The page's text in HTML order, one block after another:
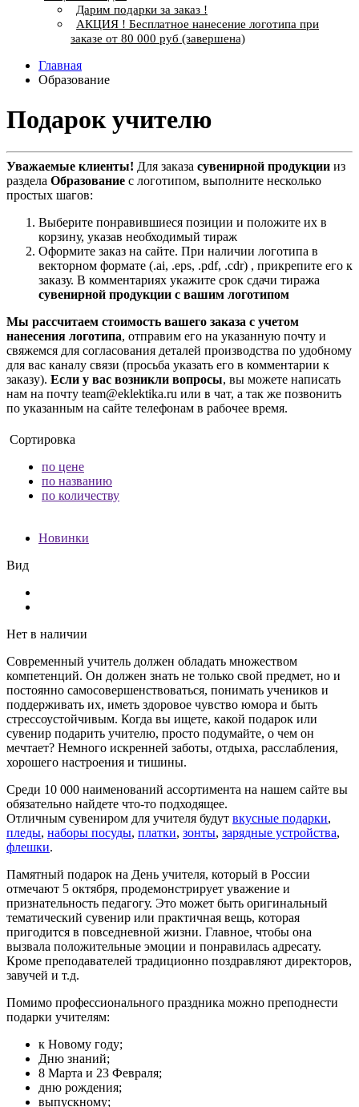
Дарим подарки за заказ !
АКЦИЯ ! Бесплатное нанесение логотипа при
заказе от 80 000 руб (завершена)
Главная
Образование
Подарок учителю
Уважаемые клиенты! Для заказа сувенирной продукции из
раздела Образование с логотипом, выполните несколько
простых шагов:
Выберите понравившиеся позиции и положите их в
корзину, указав необходимый тираж
Оформите заказ на сайте. При наличии логотипа в
векторном формате (.ai, .eps, .pdf, .cdr) , прикрепите его к
заказу. В комментариях укажите срок сдачи тиража
сувенирной продукции с вашим логотипом
Мы рассчитаем стоимость вашего заказа с учетом
нанесения логотипа, отправим его на указанную почту и
свяжемся для согласования деталей производства по удобному
для вас каналу связи (просьба указать его в комментарии к
заказу). Если у вас возникли вопросы, вы можете написать
нам на почту team@eklektika.ru или в чат, а так же позвонить
по указанным на сайте телефонам в рабочее время.
Сортировка
по цене
по названию
по количеству
Новинки
Вид
Нет в наличии
Современный учитель должен обладать множеством
компетенций. Он должен знать не только свой предмет, но и
постоянно самосовершенствоваться, понимать учеников и
поддерживать их, иметь здоровое чувство юмора и быть
стрессоустойчивым. Когда вы ищете, какой подарок или
сувенир подарить учителю, просто подумайте, о чем он
мечтает? Немного искренней заботы, отдыха, расслабления,
хорошего настроения и тишины.
Среди 10 000 наименований ассортимента на нашем сайте вы
обязательно найдете что-то подходящее.
Отличным сувениром для учителя будут вкусные подарки,
пледы, наборы посуды, платки, зонты, зарядные устройства,
флешки.
Памятный подарок на День учителя, который в России
отмечают 5 октября, продемонстрирует уважение и
признательность педагогу. Это может быть оригинальный
тематический сувенир или практичная вещь, которая
пригодится в повседневной жизни. Главное, чтобы она
вызвала положительные эмоции и понравилась адресату.
Кроме преподавателей традиционно поздравляют директоров,
завучей и т.д.
Помимо профессионального праздника можно преподнести
подарки учителям:
к Новому году;
Дню знаний;
8 Марта и 23 Февраля;
дню рождения;
выпускному;